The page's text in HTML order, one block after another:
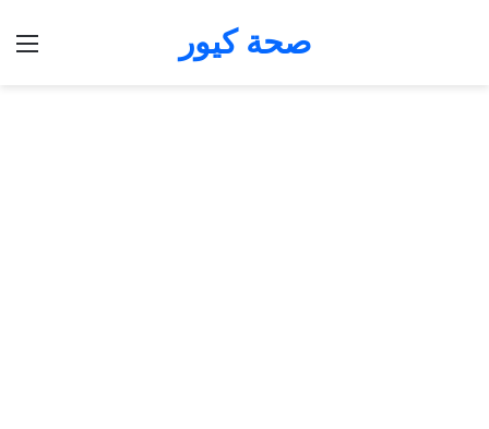
صحة كيور